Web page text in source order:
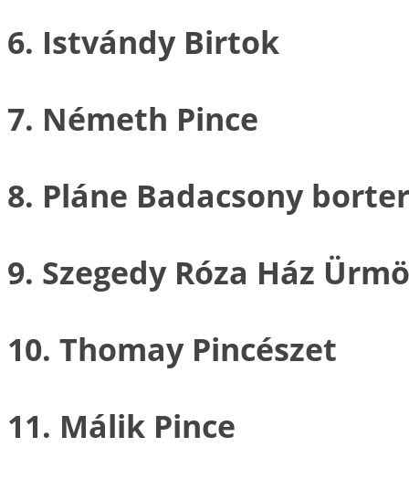
6. Istvándy Birtok
7. Németh Pince
8. Pláne Badacsony
9. Szegedy Róza Ház
10. Thomay Pincészet
11. Málik Pince